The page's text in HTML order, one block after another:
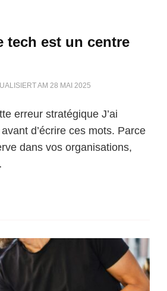
tech est un centre
AM 28 MAI 2025
erreur stratégique J’ai
d’écrire ces mots. Parce
dans vos organisations,